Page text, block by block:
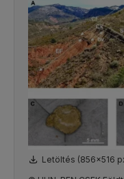
Letöltés (856x516